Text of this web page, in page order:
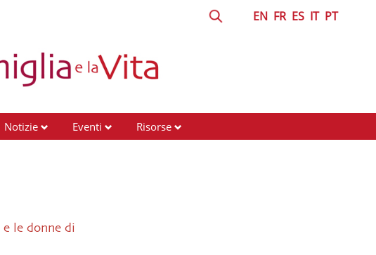
EN FR ES IT PT
Notizie Eventi Risorse
le donne di